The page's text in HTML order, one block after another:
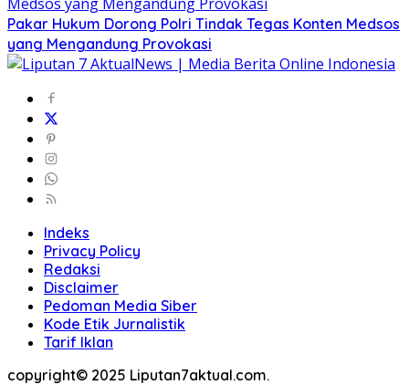
Pakar Hukum Dorong Polri Tindak Tegas Konten Medsos
yang Mengandung Provokasi
Indeks
Privacy Policy
Redaksi
Disclaimer
Pedoman Media Siber
Kode Etik Jurnalistik
Tarif Iklan
copyright© 2025 Liputan7aktual.com.